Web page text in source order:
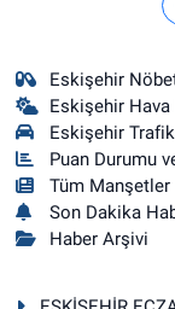
Eskişehir
Eskişehir Hava
Eskişehir
Puan Durumu
Tüm Manşetler
Son Dakika
Haber Arşivi